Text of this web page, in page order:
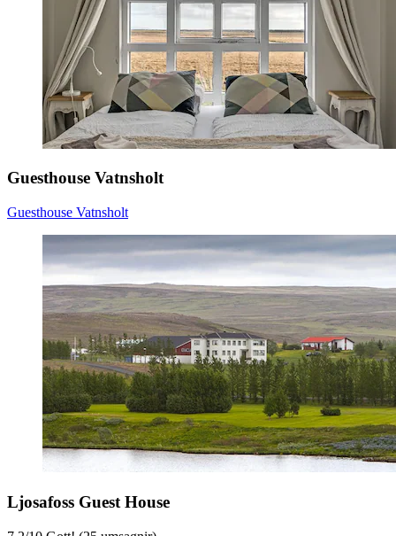
Guesthouse Vatnsholt
Guesthouse Vatnsholt
Ljosafoss Guest House